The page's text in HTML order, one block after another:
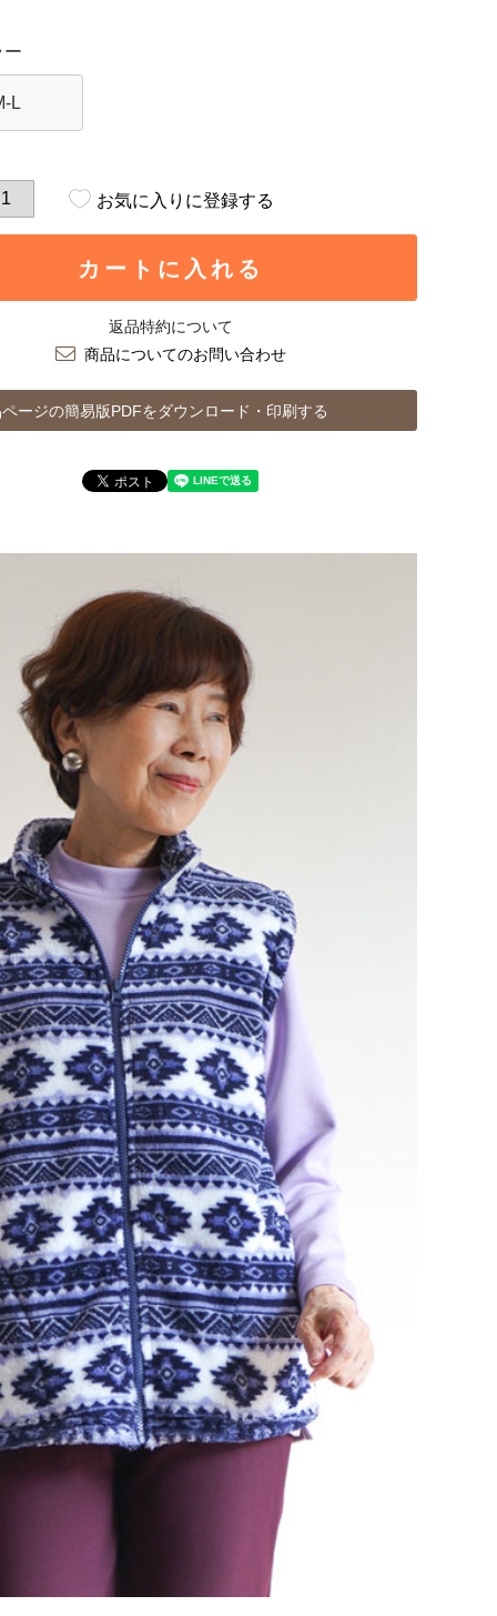
ー
L
お気に入りに登録する
カートに入れる
返品特約について
商品についてのお問い合わせ
ージの簡易版PDFをダウンロード・印刷する